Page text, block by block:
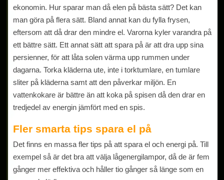
ekonomin. Hur sparar man då elen på bästa sätt? Det kan
man göra på flera sätt. Bland annat kan du fylla frysen,
eftersom att då drar den mindre el. Varorna kyler varandra på
ett bättre sätt. Ett annat sätt att spara på är att dra upp sina
persienner, för att låta solen värma upp rummen under
dagarna. Torka kläderna ute, inte i torktumlare, en tumlare
sliter på kläderna samt att den påverkar miljön. En
vattenkokare är bättre än att koka på spisen då den drar en
tredjedel av energin jämfört med en spis.
Fler smarta tips spara el på
Det finns en massa fler tips på att spara el och energi på. Till
exempel så är det bra att välja lågenergilampor, då de är fem
gånger mer effektiva och håller tio gånger så länge som en